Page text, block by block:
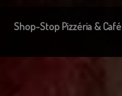
Shop-Stop Pizzéria & Café